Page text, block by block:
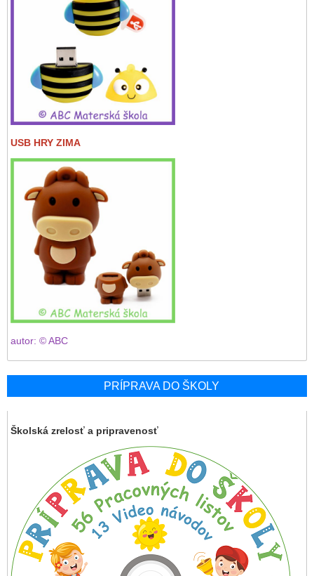
USB HRY ZIMA
autor: © ABC
PRÍPRAVA DO ŠKOLY
Školská zrelosť a pripravenosť